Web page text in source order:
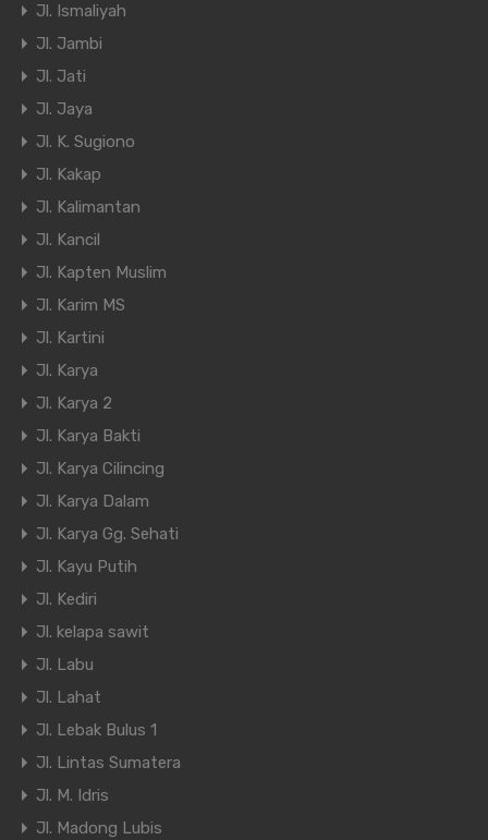
Jl. Ismaliyah
Jl. Jambi
Jl. Jati
Jl. Jaya
Jl. K. Sugiono
Jl. Kakap
Jl. Kalimantan
Jl. Kancil
Jl. Kapten Muslim
Jl. Karim MS
Jl. Kartini
Jl. Karya
Jl. Karya 2
Jl. Karya Bakti
Jl. Karya Cilincing
Jl. Karya Dalam
Jl. Karya Gg. Sehati
Jl. Kayu Putih
Jl. Kediri
Jl. kelapa sawit
Jl. Labu
Jl. Lahat
Jl. Lebak Bulus 1
Jl. Lintas Sumatera
Jl. M. Idris
Jl. Madong Lubis